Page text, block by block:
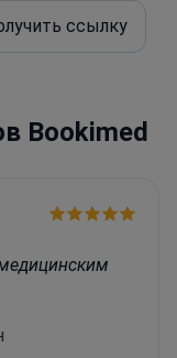
ссылку
Bookimed